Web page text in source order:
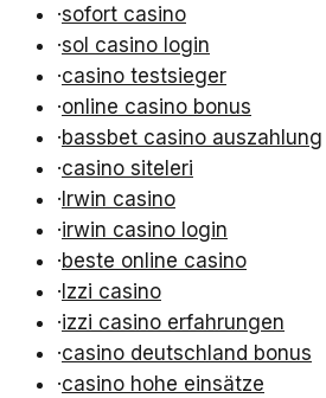
·sofort casino
·sol casino login
·casino testsieger
·online casino bonus
·bassbet casino auszahlung
·casino siteleri
·Irwin casino
·irwin casino login
·beste online casino
·Izzi casino
·izzi casino erfahrungen
·casino deutschland bonus
·casino hohe einsätze